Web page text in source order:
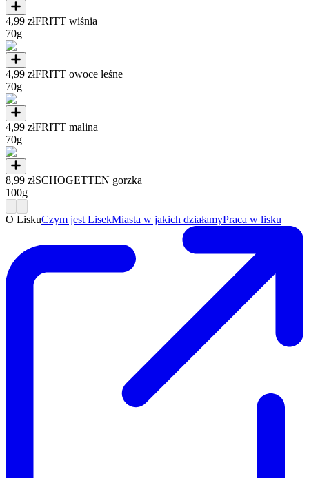
4,99 złFRITT wiśnia
70g
4,99 złFRITT owoce leśne
70g
4,99 złFRITT malina
70g
8,99 złSCHOGETTEN gorzka
100g
O LiskuCzym jest LisekMiasta w jakich działamyPraca w lisku